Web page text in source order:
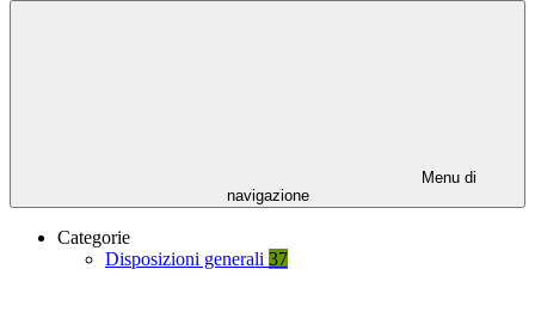
Menu di
navigazione
Categorie
Disposizioni generali 37